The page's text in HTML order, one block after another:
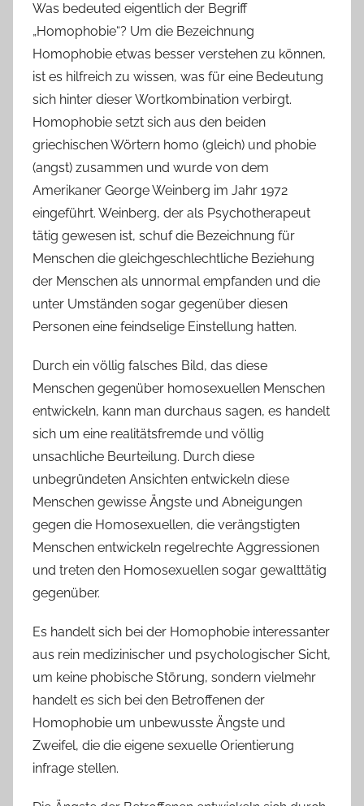
Was bedeuted eigentlich der Begriff
„Homophobie“? Um die Bezeichnung
Homophobie etwas besser verstehen zu können,
ist es hilfreich zu wissen, was für eine Bedeutung
sich hinter dieser Wortkombination verbirgt.
Homophobie setzt sich aus den beiden
griechischen Wörtern homo (gleich) und phobie
(angst) zusammen und wurde von dem
Amerikaner George Weinberg im Jahr 1972
eingeführt. Weinberg, der als Psychotherapeut
tätig gewesen ist, schuf die Bezeichnung für
Menschen die gleichgeschlechtliche Beziehung
der Menschen als unnormal empfanden und die
unter Umständen sogar gegenüber diesen
Personen eine feindselige Einstellung hatten.
Durch ein völlig falsches Bild, das diese
Menschen gegenüber homosexuellen Menschen
entwickeln, kann man durchaus sagen, es handelt
sich um eine realitätsfremde und völlig
unsachliche Beurteilung. Durch diese
unbegründeten Ansichten entwickeln diese
Menschen gewisse Ängste und Abneigungen
gegen die Homosexuellen, die verängstigten
Menschen entwickeln regelrechte Aggressionen
und treten den Homosexuellen sogar gewalttätig
gegenüber.
Es handelt sich bei der Homophobie interessanter
aus rein medizinischer und psychologischer Sicht,
um keine phobische Störung, sondern vielmehr
handelt es sich bei den Betroffenen der
Homophobie um unbewusste Ängste und
Zweifel, die die eigene sexuelle Orientierung
infrage stellen.